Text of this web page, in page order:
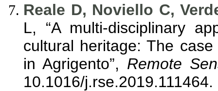
Reale D, Noviello C,
L, “A multi-disciplinary
cultural heritage: The
in Agrigento”, Remote
10.1016/j.rse.2019.111464.